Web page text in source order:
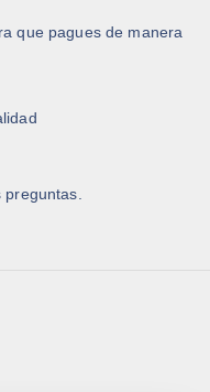
que pagues de manera
preguntas.